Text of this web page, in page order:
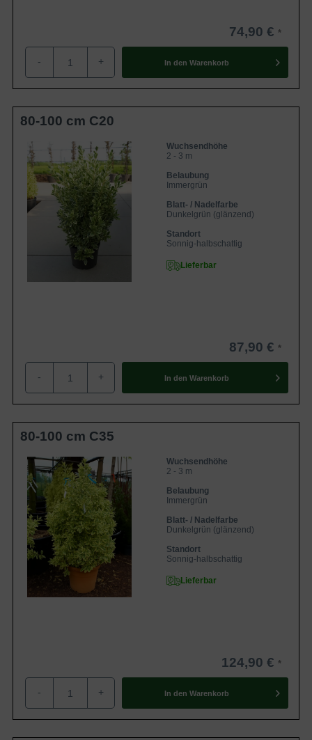
74,90 €
- + In den Warenkorb
80-100 cm C20
Wuchsendhöhe
2 - 3 m
Belaubung
Immergrün
Blatt- / Nadelfarbe
Dunkelgrün (glänzend)
Standort
Sonnig-halbschattig
Lieferbar
87,90 €
- + In den Warenkorb
80-100 cm C35
Wuchsendhöhe
2 - 3 m
Belaubung
Immergrün
Blatt- / Nadelfarbe
Dunkelgrün (glänzend)
Standort
Sonnig-halbschattig
Lieferbar
124,90 €
- + In den Warenkorb